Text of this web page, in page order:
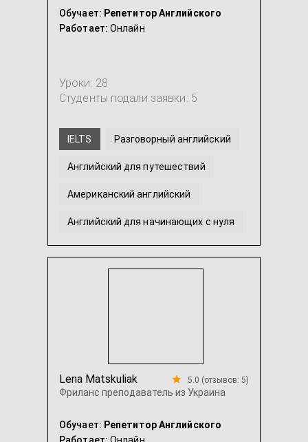
Обучает: Репетитор Английского
Работает: Онлайн
Уроки: 28
Студенты подали заявки: 5
IELTS Разговорный английский
Английский для путешествий
Американский английский
Английский для начинающих с нуля
Британский английский ...
Lena Matskuliak
Фриланс преподаватель из Украина
5.0 (отзывов: 5)
Обучает: Репетитор Английского